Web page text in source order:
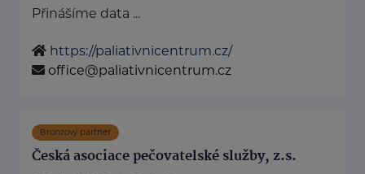
Přinášíme data ...
https://paliativnicentrum.cz/
office@paliativnicentrum.cz
Bronzový partner
Česká asociace pečovatelské služby, z.s.